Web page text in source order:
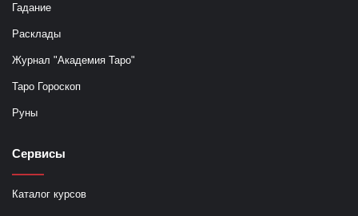
Гадание
Расклады
Журнал "Академия Таро"
Таро Гороскоп
Руны
Сервисы
Каталог курсов